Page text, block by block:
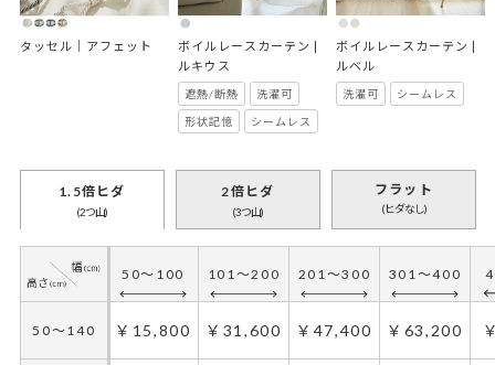
タッセル｜アフェット
ボイルレースカーテン |
ルキウス
遮熱/断熱 洗濯可
形状記憶 シームレス
ボイルレースカーテン |
ルベル
洗濯可 シームレス
1.5倍ヒダ
(2つ山)
50～100 101～200 201～300 301～400
50～140 ￥15,800 ￥31,600 ￥47,400 ￥63,200
2倍ヒダ
(3つ山)
フラット
(ヒダなし)